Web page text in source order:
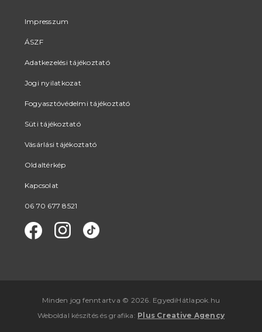
Impresszum
ÁSZF
Adatkezelési tájékoztató
Jogi nyilatkozat
Fogyasztóvédelmi tájékoztató
Süti tájékoztató
Vásárlási tájékoztató
Oldaltérkép
Kapcsolat
06 70 677 8521
Minden jog fenntartva © 2026. EgyediHátlapok.hu
Weboldal készítés ésgrafika : Plus Creative Agency